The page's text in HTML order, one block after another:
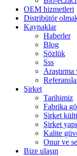
OEM hizmetleri
Distribütör
Kaynaklar
Haberler
Blog
Sözlük
Sss
Şirket
Tarihimiz
Fabrika
Şirket
Şirket
Kalite
Onur ve
Bize ulaşın